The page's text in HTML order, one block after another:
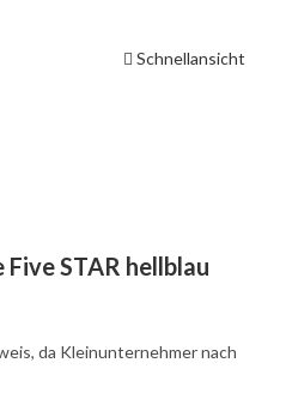
Schnellansicht
STAR hellblau
da Kleinunternehmer nach